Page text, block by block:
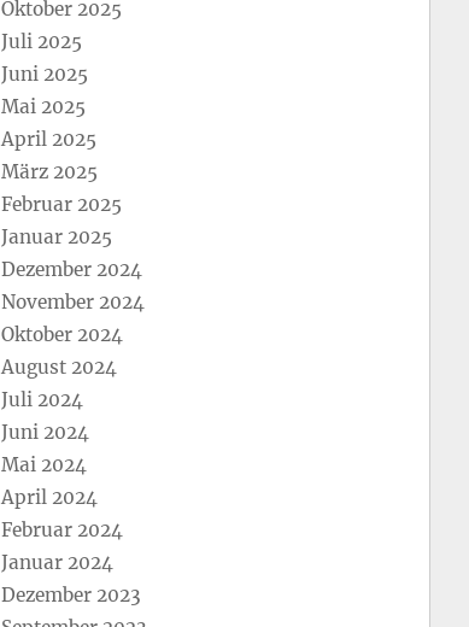
Oktober 2025
Juli 2025
Juni 2025
Mai 2025
April 2025
März 2025
Februar 2025
Januar 2025
Dezember 2024
November 2024
Oktober 2024
August 2024
Juli 2024
Juni 2024
Mai 2024
April 2024
Februar 2024
Januar 2024
Dezember 2023